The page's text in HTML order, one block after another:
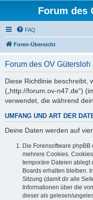
Forum des
FAQ
Foren-Übersicht
Forum des OV
Diese Richtlinie beschreibt,
(„http://forum.ov-n47.de“)
verwendet, die während
UMFANG UND ART DER
Deine Daten werden auf
Die Forensoftware
mehrere Cookies.
temporäre Dateien ablegt
Boards erhalten bleiben.
Sitzung (damit dir alle
Informationen über die
dieser als gelesen/